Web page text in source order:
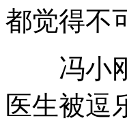
都觉得不
冯小刚
医生被逗